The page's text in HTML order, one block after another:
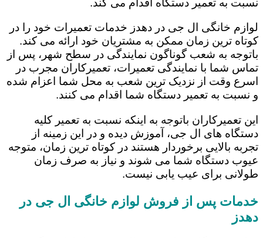
نسبت به تعمیر دستگاه اقدام می کند.
لوازم خانگی ال جی در دهدز خدمات تعمیرات خود را در
کوتاه ترین زمان ممکن به مشتریان خود ارائه می کند.
باتوجه به شعب گوناگون نمایندگی در سطح شهر، پس از
تماس شما با نمایندگی تعمیرات، تعمیرکاران مجرب در
اسرع وقت از نزدیک ترین شعب به محل شما اعزام شده
و نسبت به تعمیر دستگاه شما اقدام می کنند.
این تعمیرکاران باتوجه به اینکه نسبت به تعمیر کلیه
دستگاه های ال جی، آموزش دیده و در این زمینه از
تجربه بالایی برخوردار هستند در کوتاه ترین زمان، متوجه
عیوب دستگاه شما می شوند و نیاز به صرف زمان
طولانی برای عیب یابی نیست.
خدمات پس از فروش لوازم خانگی ال جی در
دهدز